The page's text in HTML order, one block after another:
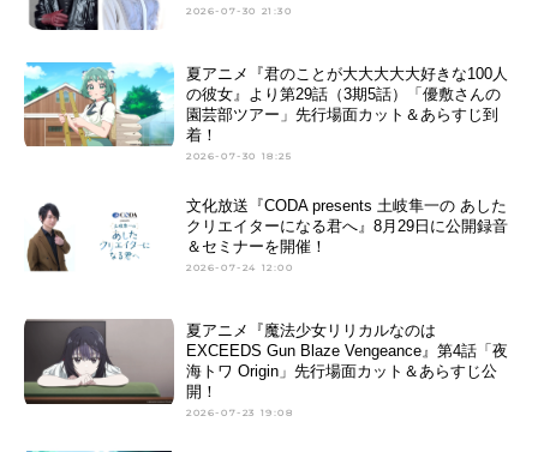
2026-07-30 21:30
夏アニメ『君のことが大大大大大好きな100人
の彼女』より第29話（3期5話）「優敷さんの
園芸部ツアー」先行場面カット＆あらすじ到
着！
2026-07-30 18:25
文化放送『CODA presents 土岐隼一の あした
クリエイターになる君へ』8月29日に公開録音
＆セミナーを開催！
2026-07-24 12:00
夏アニメ『魔法少女リリカルなのは
EXCEEDS Gun Blaze Vengeance』第4話「夜
海トワ Origin」先行場面カット＆あらすじ公
開！
2026-07-23 19:08